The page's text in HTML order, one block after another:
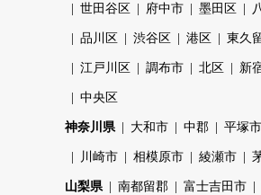
世田谷区 府中市 墨田区
品川区 渋谷区 港区 東久
江戸川区 調布市 北区 新
中央区
神奈川県 大和市 中郡 平塚市
川崎市 相模原市 綾瀬市
山梨県 南都留郡 富士吉田市